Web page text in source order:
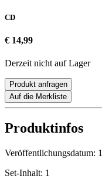
CD
€ 14,99
Derzeit nicht auf Lager
Produkt anfragen
Auf die Merkliste
Produktinfos
Veröffentlichungsdatum:
Set-Inhalt: 1